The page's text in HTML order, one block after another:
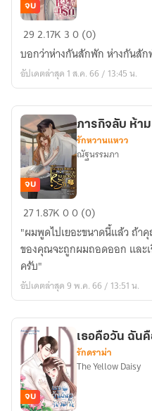
ทวง
หัวใจ
เธอ
ที่รัก
มี
E-
book
จบ
292.17K 30 (0)
บอกว่าห่างกันสักพัก ห่างกันสัก
อัปเดตล่าสุด 1 ส.ค. 66 / 13:45 น.
ภารกิจ
ห้าม
เผลอ
ใจ
รัก
จบ
ภารกิจลับ ห้าม
รักหวานแหวว
ณัฐนรรมภา
271.87K00 (0)
"ผมพูดไปเยอะขนาดนี้แล้ว ถ้า
ของคุณจะถูกผมถอดออก และ
ครับ"
อัปเดตล่าสุด 9 พ.ค. 66 / 13:51 น.
จบ
เธอคือวัน ฉันคื
รักดราม่า
The Yellow Daisy